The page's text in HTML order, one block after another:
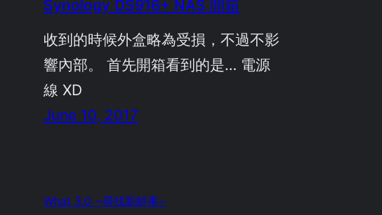
Synology DS916+ NAS 開箱
收到的時候外盒略為受損，不過不影
響內部。 首先開箱看到的是… 電源
線 XD
June 10, 2017
What 3.0 ~尋找新鮮事~